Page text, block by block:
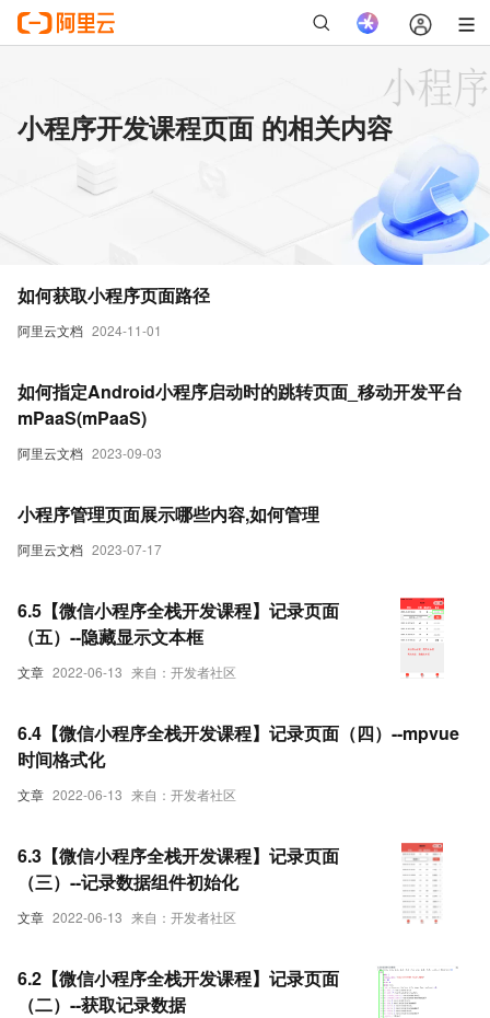
小程序开发课程页面 的相关内容
阿里云文档 2024-11-01
如何获取小程序页面路径
阿里云文档 2023-09-03
如何指定Android小程序启动时的跳转页面_移动开发平台
mPaaS(mPaaS)
阿里云文档 2023-07-17
小程序管理页面展示哪些内容,如何管理
文章 2022-06-13 来自：开发者社区
6.5【微信小程序全栈开发课程】记录页面
（五）--隐藏显示文本框
文章 2022-06-13 来自：开发者社区
6.4【微信小程序全栈开发课程】记录页面（四）--mpvue
时间格式化
文章 2022-06-13 来自：开发者社区
6.3【微信小程序全栈开发课程】记录页面
（三）--记录数据组件初始化
6.2【微信小程序全栈开发课程】记录页面
（二）--获取记录数据